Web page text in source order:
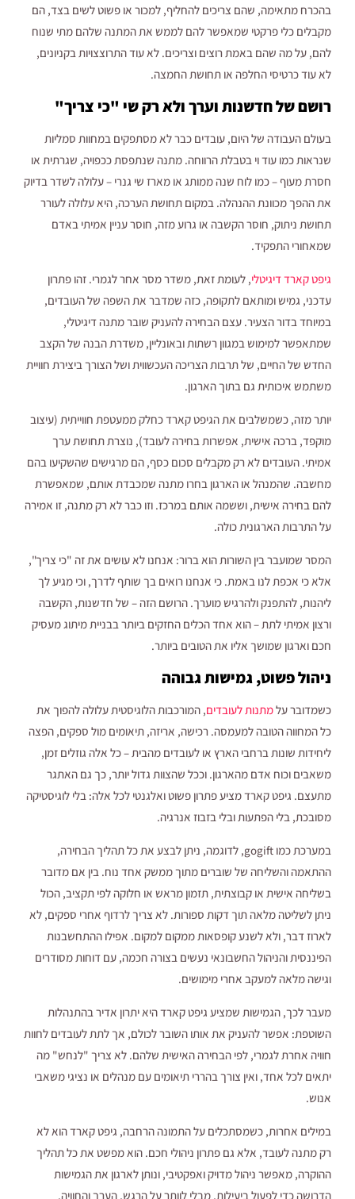
בהכרח מתאימה, שהם צריכים להחליף, למכור או פשוט לשים בצד, הם
מקבלים כלי פרקטי שמאפשר להם לממש את המתנה שלהם מתי שנוח
להם, על מה שהם באמת רוצים וצריכים. לא עוד התרוצצויות בקניונים,
לא עוד כרטיסי החלפה או תחושת החמצה.
רושם של חדשנות וערך ולא רק שי "כי צריך"
בעולם העבודה של היום, עובדים כבר לא מסתפקים במחוות סמליות
שנראות כמו עוד וי בטבלת הרווחה. מתנה שנתפסת ככפויה, שגרתית או
חסרת מעוף – כמו לוח שנה ממותג או מארז שי גנרי – עלולה לשדר בדיוק
את ההפך מכוונת ההנהלה. במקום תחושת הערכה, היא עלולה לעורר
תחושת ניתוק, חוסר הקשבה או גרוע מזה, חוסר עניין אמיתי באדם
שמאחורי התפקיד.
גיפט קארד דיגיטלי, לעומת זאת, משדר מסר אחר לגמרי. זהו פתרון
עדכני, גמיש ומותאם לתקופה, כזה שמדבר את השפה של העובדים,
במיוחד בדור הצעיר. עצם הבחירה להעניק שובר מתנה דיגיטלי,
שמתאפשר למימוש במגוון רשתות ובאונליין, משדרת הבנה של הקצב
החדש של החיים, של תרבות הצריכה העכשווית ושל הצורך ביצירת חוויית
משתמש איכותית גם בתוך הארגון.
יותר מזה, כשמשלבים את הגיפט קארד כחלק ממעטפת חווייתית (עיצוב
מוקפד, ברכה אישית, אפשרות בחירה לעובד), נוצרת תחושת ערך
אמיתי. העובדים לא רק מקבלים סכום כסף, הם מרגישים שהשקיעו בהם
מחשבה. שהמנהל או הארגון בחרו מתנה שמכבדת אותם, שמאפשרת
להם בחירה אישית, וששמה אותם במרכז. וזו כבר לא רק מתנה, זו אמירה
על התרבות הארגונית כולה.
המסר שמועבר בין השורות הוא ברור: אנחנו לא עושים את זה "כי צריך",
אלא כי אכפת לנו באמת. כי אנחנו רואים בך שותף לדרך, וכי מגיע לך
ליהנות, להתפנק ולהרגיש מוערך. הרושם הזה – של חדשנות, הקשבה
ורצון אמיתי לתת – הוא אחד הכלים החזקים ביותר בבניית מיתוג מעסיק
חכם וארגון שמושך אליו את הטובים ביותר.
ניהול פשוט, גמישות גבוהה
כשמדובר עלמתנות לעובדים, המורכבות הלוגיסטית עלולה להפוך את
כל המחווה הטובה למעמסה. רכישה, אריזה, תיאומים מול ספקים, הפצה
ליחידות שונות ברחבי הארץ או לעובדים מהבית – כל אלה גוזלים זמן,
משאבים וכוח אדם מהארגון. וככל שהצוות גדול יותר, כך גם האתגר
מתעצם. גיפט קארד מציע פתרון פשוט ואלגנטי לכל אלה: בלי לוגיסטיקה
מסובכת, בלי הפתעות ובלי בזבוז אנרגיה.
במערכת כמו gogift, לדוגמה, ניתן לבצע את כל תהליך הבחירה,
ההתאמה והשליחה של שוברים מתוך ממשק אחד נוח. בין אם מדובר
בשליחה אישית או קבוצתית, תזמון מראש או חלוקה לפי תקציב, הכול
ניתן לשליטה מלאה תוך דקות ספורות. לא צריך לרדוף אחרי ספקים, לא
לארוז דבר, ולא לשנע קופסאות ממקום למקום. אפילו ההתחשבנות
הפיננסית והניהול החשבונאי נעשים בצורה חכמה, עם דוחות מסודרים
וגישה מלאה למעקב אחרי מימושים.
מעבר לכך, הגמישות שמציע גיפט קארד היא יתרון אדיר בהתנהלות
השוטפת: אפשר להעניק את אותו השובר לכולם, אך לתת לעובדים לחוות
חוויה אחרת לגמרי, לפי הבחירה האישית שלהם. לא צריך "לנחש" מה
יתאים לכל אחד, ואין צורך בהררי תיאומים עם מנהלים או נציגי משאבי
אנוש.
במילים אחרות, כשמסתכלים על התמונה הרחבה, גיפט קארד הוא לא
רק מתנה לעובד, אלא גם פתרון ניהולי חכם. הוא מפשט את כל תהליך
ההוקרה, מאפשר ניהול מדויק ואפקטיבי, ונותן לארגון את הגמישות
הדרושה כדי לפעול ביעילות, מבלי לוותר על הרגש, הערך והחוויה.